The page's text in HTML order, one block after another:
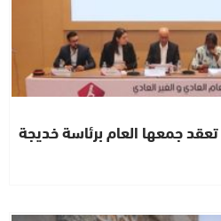
جمعها العام برئاسة خديجة